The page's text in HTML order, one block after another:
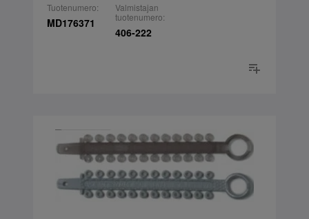
Tuotenumero:
MD176371
Valmistajan
tuotenumero:
406-222